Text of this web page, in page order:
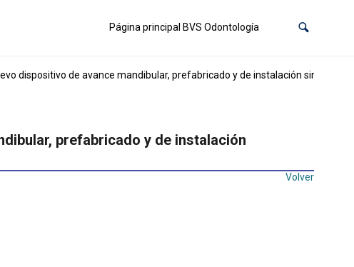
Página principal BVS Odontología
dispositivo de avance mandibular, prefabricado y de instalación
prefabricado y de instalación
Volver